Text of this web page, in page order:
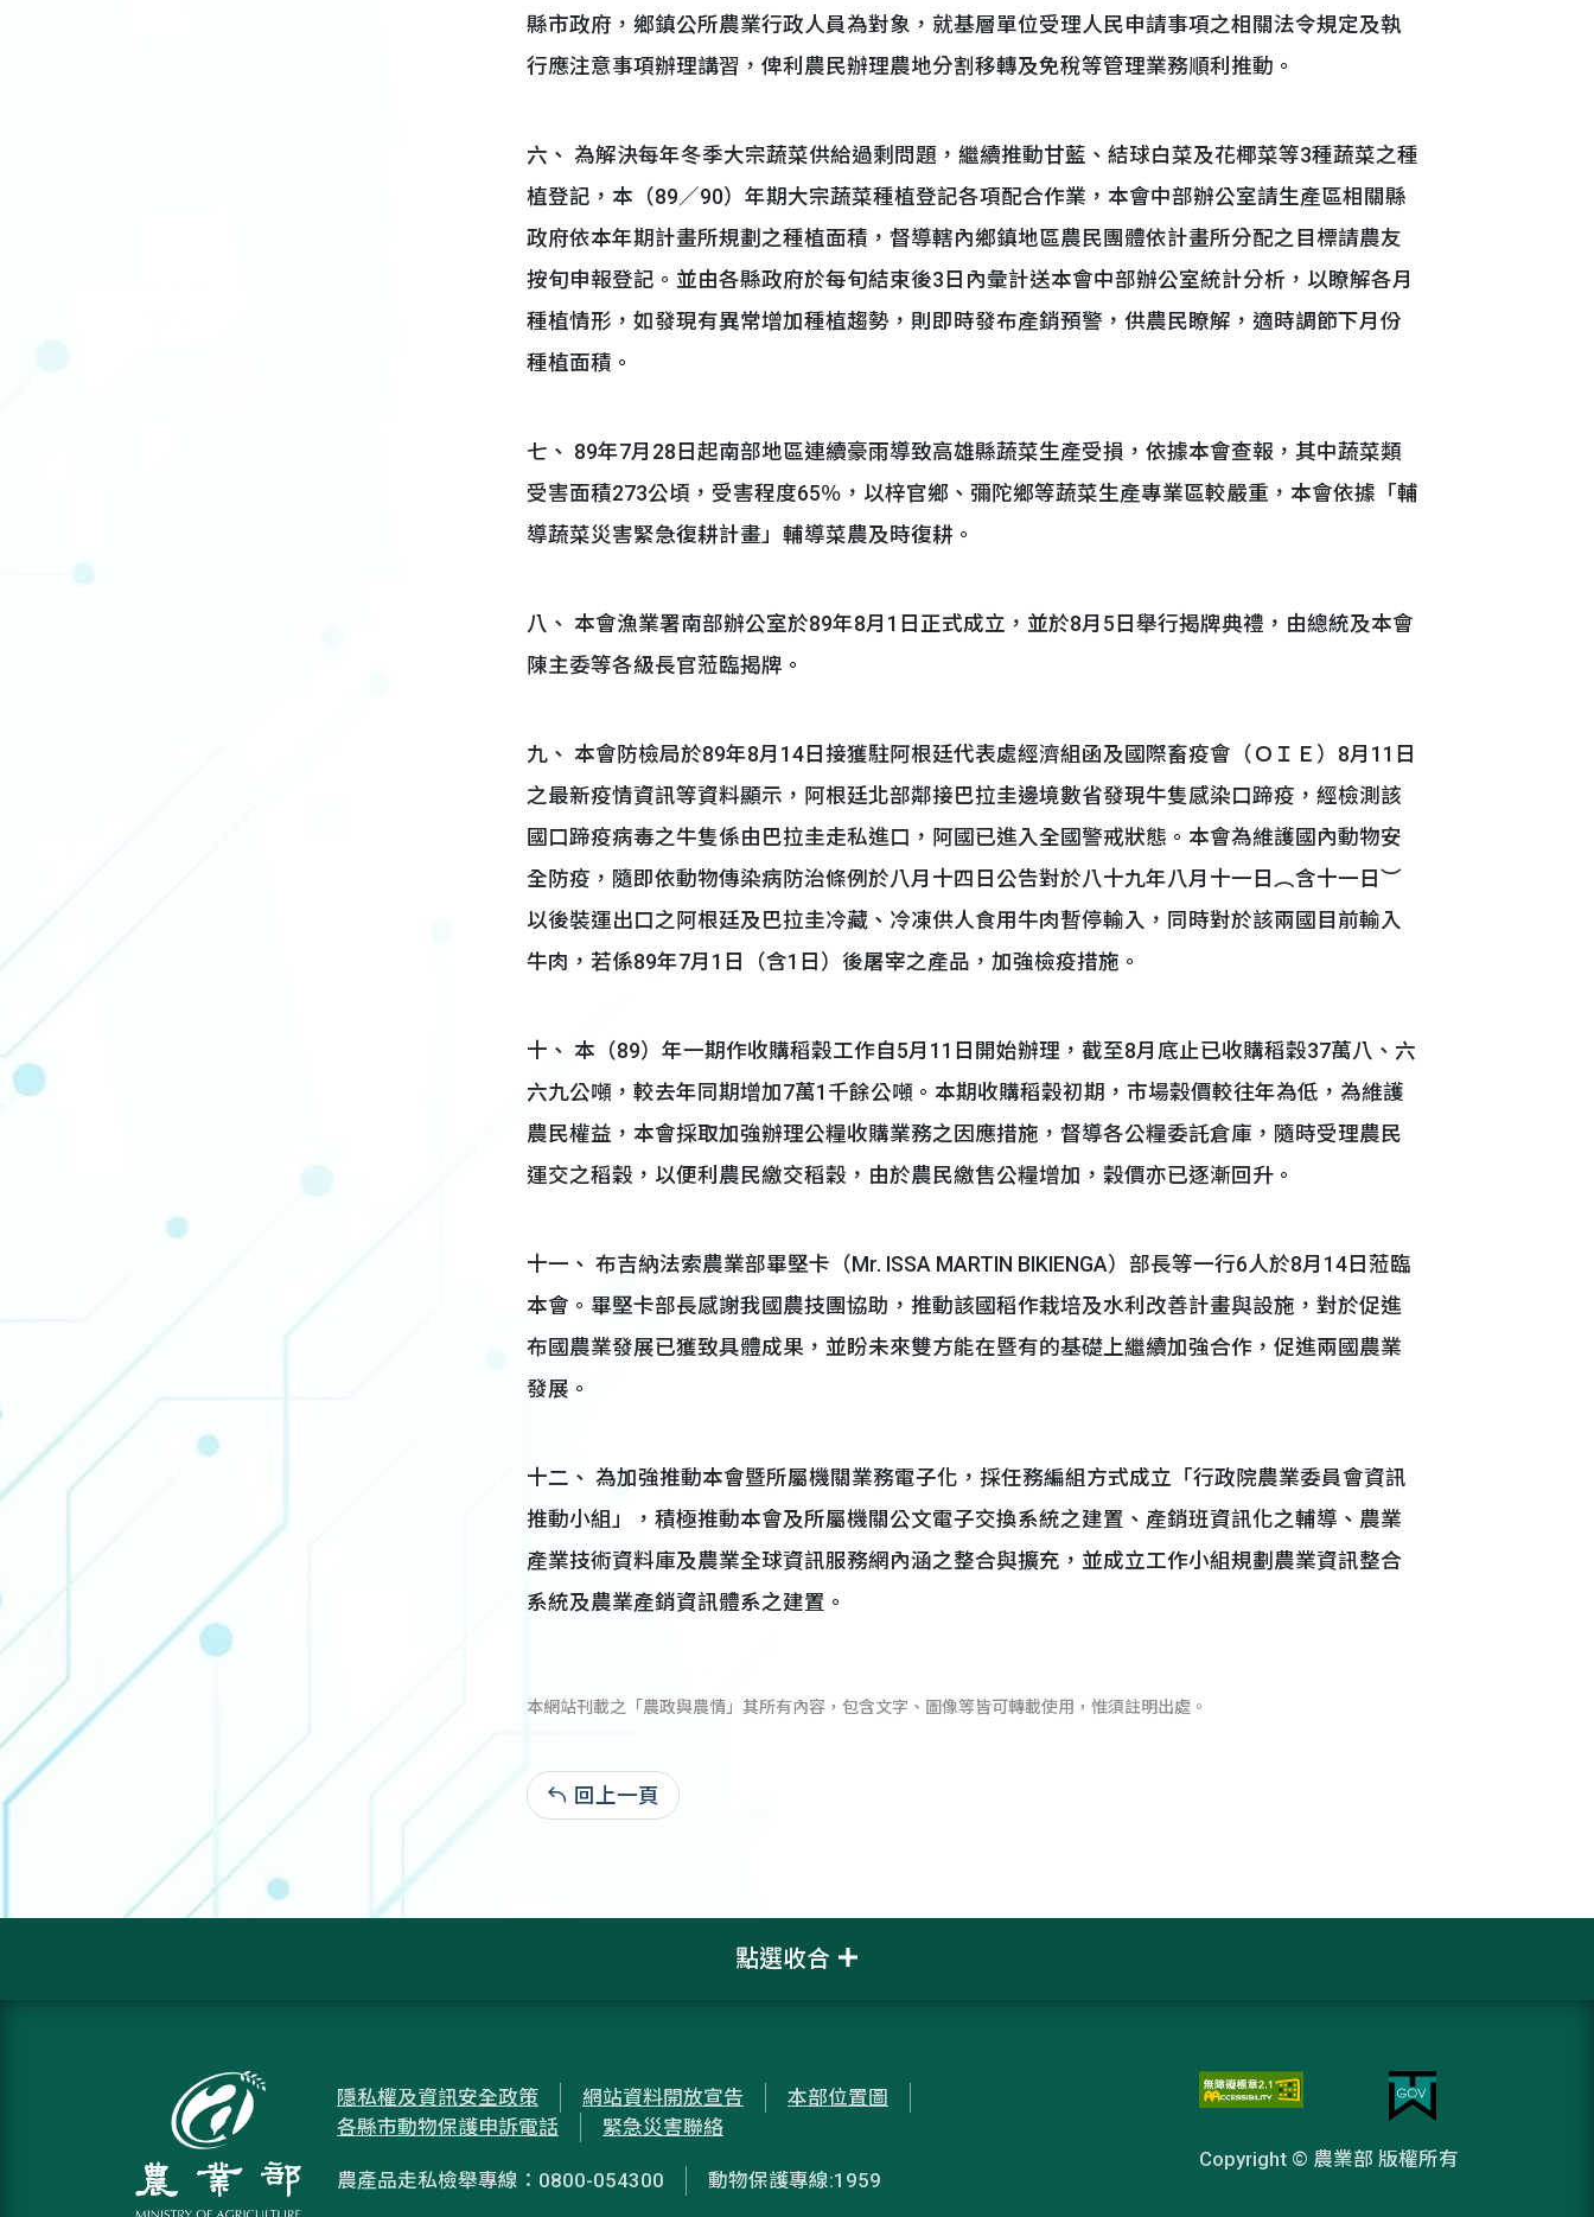
縣市政府，鄉鎮公所農業行政人員為對象，就基層單位受理人民申請事項之相關法令規定及執
行應注意事項辦理講習，俾利農民辦理農地分割移轉及免稅等管理業務順利推動。
六、 為解決每年冬季大宗蔬菜供給過剩問題，繼續推動甘藍、結球白菜及花椰菜等3種蔬菜之種
植登記，本（89／90）年期大宗蔬菜種植登記各項配合作業，本會中部辦公室請生產區相關縣
政府依本年期計畫所規劃之種植面積，督導轄內鄉鎮地區農民團體依計畫所分配之目標請農友
按旬申報登記。並由各縣政府於每旬結束後3日內彙計送本會中部辦公室統計分析，以瞭解各月
種植情形，如發現有異常增加種植趨勢，則即時發布產銷預警，供農民瞭解，適時調節下月份
種植面積。
七、 89年7月28日起南部地區連續豪雨導致高雄縣蔬菜生產受損，依據本會查報，其中蔬菜類
受害面積273公頃，受害程度65％，以梓官鄉、彌陀鄉等蔬菜生產專業區較嚴重，本會依據「輔
導蔬菜災害緊急復耕計畫」輔導菜農及時復耕。
八、 本會漁業署南部辦公室於89年8月1日正式成立，並於8月5日舉行揭牌典禮，由總統及本會
陳主委等各級長官蒞臨揭牌。
九、 本會防檢局於89年8月14日接獲駐阿根廷代表處經濟組函及國際畜疫會（ＯＩＥ）8月11日
之最新疫情資訊等資料顯示，阿根廷北部鄰接巴拉圭邊境數省發現牛隻感染口蹄疫，經檢測該
國口蹄疫病毒之牛隻係由巴拉圭走私進口，阿國已進入全國警戒狀態。本會為維護國內動物安
全防疫，隨即依動物傳染病防治條例於八月十四日公告對於八十九年八月十一日︵含十一日︶
以後裝運出口之阿根廷及巴拉圭冷藏、冷凍供人食用牛肉暫停輸入，同時對於該兩國目前輸入
牛肉，若係89年7月1日（含1日）後屠宰之產品，加強檢疫措施。
十、 本（89）年一期作收購稻穀工作自5月11日開始辦理，截至8月底止已收購稻穀37萬八、六
六九公噸，較去年同期增加7萬1千餘公噸。本期收購稻穀初期，市場穀價較往年為低，為維護
農民權益，本會採取加強辦理公糧收購業務之因應措施，督導各公糧委託倉庫，隨時受理農民
運交之稻穀，以便利農民繳交稻穀，由於農民繳售公糧增加，穀價亦已逐漸回升。
十一、 布吉納法索農業部畢堅卡（Mr. ISSA MARTIN BIKIENGA）部長等一行6人於8月14日蒞臨
本會。畢堅卡部長感謝我國農技團協助，推動該國稻作栽培及水利改善計畫與設施，對於促進
布國農業發展已獲致具體成果，並盼未來雙方能在暨有的基礎上繼續加強合作，促進兩國農業
發展。
十二、 為加強推動本會暨所屬機關業務電子化，採任務編組方式成立「行政院農業委員會資訊
推動小組」，積極推動本會及所屬機關公文電子交換系統之建置、產銷班資訊化之輔導、農業
產業技術資料庫及農業全球資訊服務網內涵之整合與擴充，並成立工作小組規劃農業資訊整合
系統及農業產銷資訊體系之建置。
本網站刊載之「農政與農情」其所有內容，包含文字、圖像等皆可轉載使用，惟須註明出處。
回上一頁
點選收合
隱私權及資訊安全政策 網站資料開放宣告
本部位置圖
各縣市動物保護申訴電話
緊急災害聯絡
農產品走私檢舉專線：0800-054300 動物保護專線:1959
Copyright © 農業部 版權所有